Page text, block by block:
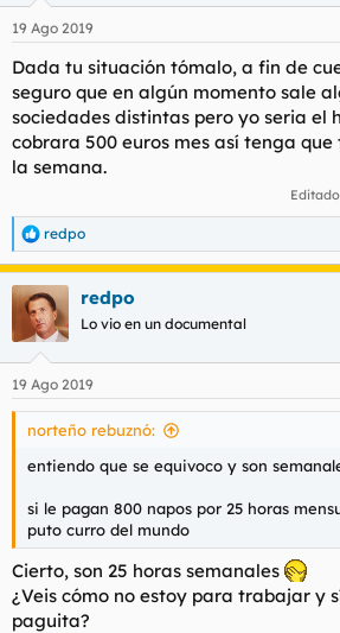
e
:
19 Ago 2019
Dada tu situación tómalo, a fin de
seguro que en algún momento sale
sociedades distintas pero yo seria el
cobrara 500 euros mes así tenga
la semana.
R
e
a
c
c
i
e
s
redpo
redpo
Lo vio en un documental
19 Ago 2019
norteño rebuznó:
entiendo que se equivoco y son
si le pagan 800 napos por 25 horas
puto curro del mundo
Cierto, son 25 horas semanales
¿Veis cómo no estoy para trabajar y
paguita?